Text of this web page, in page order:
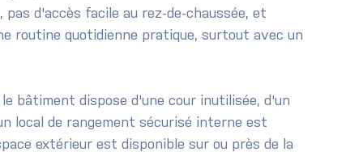
pas d'accès facile au rez-de-chaussée, et
routine quotidienne pratique, surtout avec un
bâtiment dispose d'une cour inutilisée, d'un
local de rangement sécurisé interne est
extérieur est disponible sur ou près de la